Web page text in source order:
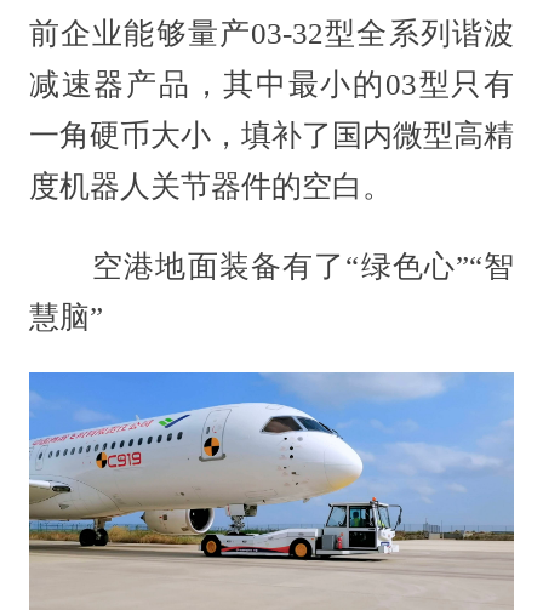
前企业能够量产03-32型全系列谐波
减速器产品，其中最小的03型只有
一角硬币大小，填补了国内微型高精
度机器人关节器件的空白。
空港地面装备有了“绿色心”“智
慧脑”